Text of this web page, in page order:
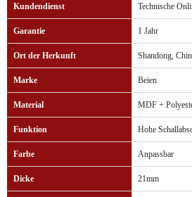
Kundendienst Technische
Garantie 1 Jahr
Ort der Herkunft Shandong,
Marke Beien
Material MDF +
Funktion Hohe
Farbe Anpassbar
Dicke 21mm